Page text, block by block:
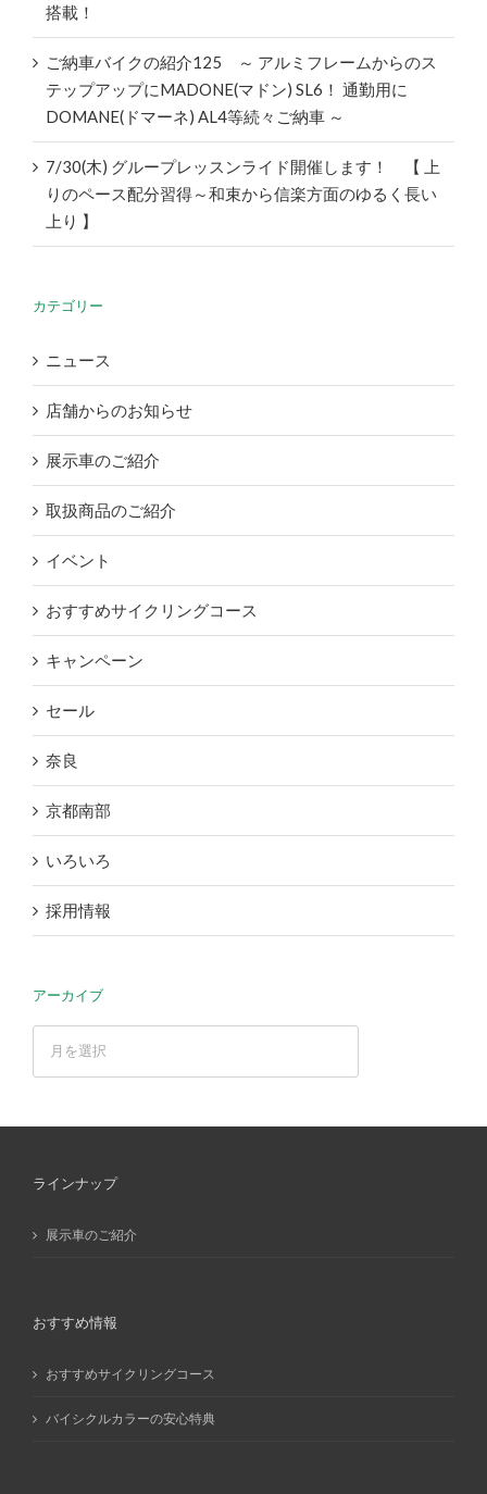
搭載！
ご納車バイクの紹介125 ～ アルミフレームからのス
テップアップにMADONE(マドン) SL6！ 通勤用に
DOMANE(ドマーネ) AL4等続々ご納車 ～
7/30(木) グループレッスンライド開催します！ 【 上
りのペース配分習得～和束から信楽方面のゆるく長い
上り 】
カテゴリー
ニュース
店舗からのお知らせ
展示車のご紹介
取扱商品のご紹介
イベント
おすすめサイクリングコース
キャンペーン
セール
奈良
京都南部
いろいろ
採用情報
アーカイブ
ラインナップ
展示車のご紹介
おすすめ情報
おすすめサイクリングコース
バイシクルカラーの安心特典